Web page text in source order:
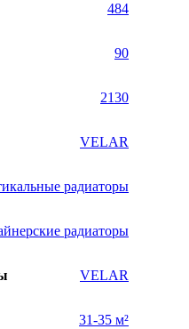
484
90
2130
VELAR
радиаторы
радиаторы
VELAR
31-35 м²